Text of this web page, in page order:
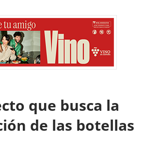
que busca la
de las botellas